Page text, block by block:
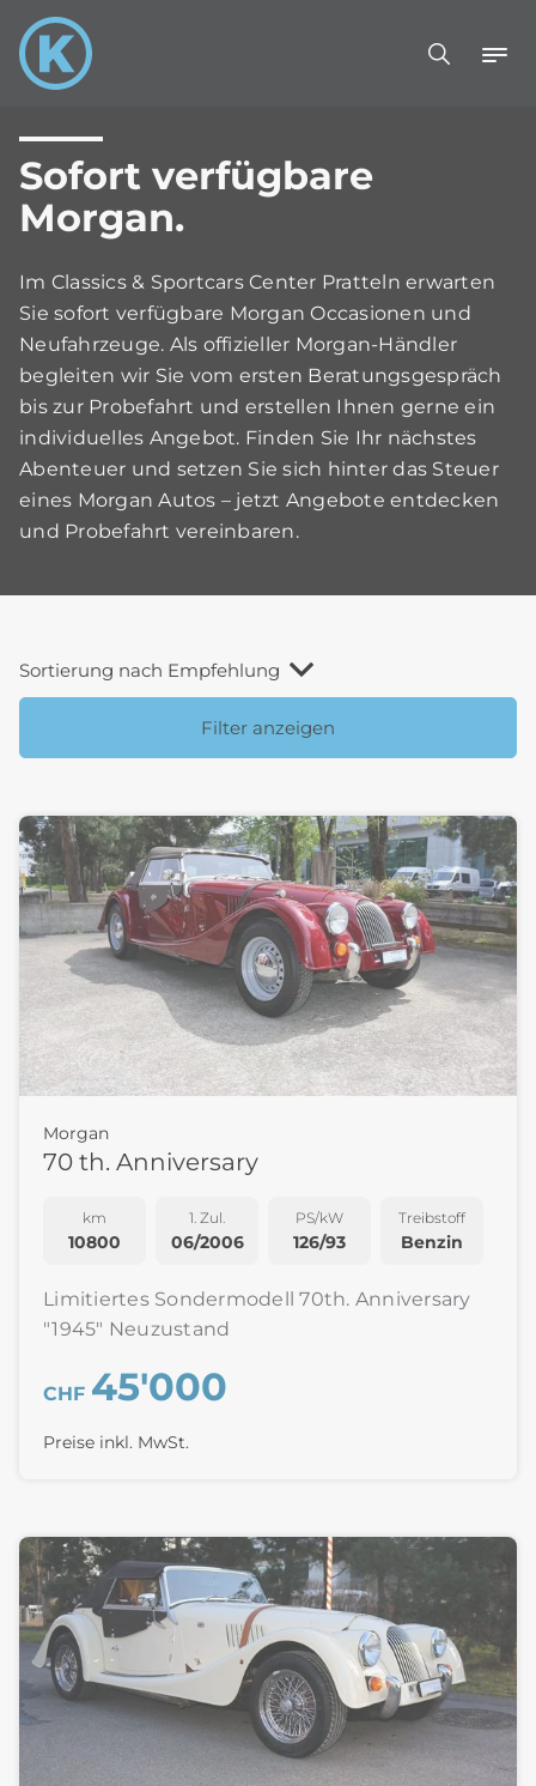
Sofort verfügbare
Morgan.
Im Classics & Sportcars Center Pratteln erwarten
Sie sofort verfügbare Morgan Occasionen und
Neufahrzeuge. Als offizieller Morgan-Händler
begleiten wir Sie vom ersten Beratungsgespräch
bis zur Probefahrt und erstellen Ihnen gerne ein
individuelles Angebot. Finden Sie Ihr nächstes
Abenteuer und setzen Sie sich hinter das Steuer
eines Morgan Autos – jetzt Angebote entdecken
und Probefahrt vereinbaren.
Sortierung nach Empfehlung
Filter anzeigen
Morgan
70 th. Anniversary
km
10800
1. Zul.
06/2006
PS/kW
126/93
Treibstoff
Benzin
Limitiertes Sondermodell 70th. Anniversary
"1945" Neuzustand
CHF 45'000
Preise inkl. MwSt.